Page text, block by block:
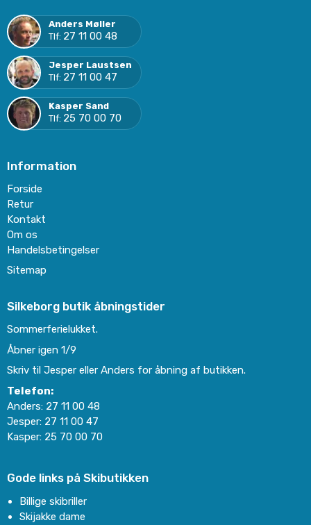
Anders Møller
Tlf: 27 11 00 48
Jesper Laustsen
Tlf: 27 11 00 47
Kasper Sand
Tlf: 25 70 00 70
Information
Forside
Retur
Kontakt
Om os
Handelsbetingelser
Sitemap
Silkeborg butik åbningstider
Sommerferielukket.
Åbner igen 1/9
Skriv til Jesper eller Anders for åbning af butikken.
Telefon:
Anders: 27 11 00 48
Jesper: 27 11 00 47
Kasper: 25 70 00 70
Gode links på Skibutikken
Billige skibriller
Skijakke dame